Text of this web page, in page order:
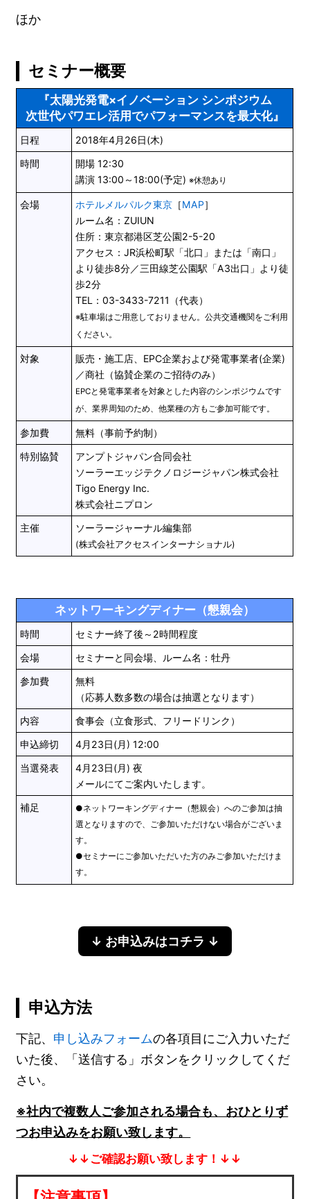
ほか
セミナー概要
『太陽光発電×イノベーション シンポジウム
次世代パワエレ活用でパフォーマンスを最大化』
日程
2018年4月26日(木)
時間
開場 12:30
講演 13:00～18:00(予定)※休憩あり
会場 ホテルメルパルク東京 ［MAP］
ルーム名：ZUIUN
住所：東京都港区芝公園2-5-20
アクセス：JR浜松町駅「北口」または「南口」
より徒歩8分／三田線芝公園駅「A3出口」より徒
歩2分
TEL：03-3433-7211（代表）
※駐車場はご用意しておりません。公共交通機関をご利用
ください。
対象
販売・施工店、EPC企業および発電事業者(企業)
／商社（協賛企業のご招待のみ）
EPCと発電事業者を対象とした内容のシンポジウムです
が、業界周知のため、他業種の方もご参加可能です。
参加費
無料（事前予約制）
特別協賛
アンプトジャパン合同会社
ソーラーエッジテクノロジージャパン株式会社
Tigo Energy Inc.
株式会社ニプロン
主催
ソーラージャーナル編集部
(株式会社アクセスインターナショナル)
ネットワーキングディナー（懇親会）
時間
セミナー終了後～2時間程度
会場
セミナーと同会場、ルーム名：牡丹
参加費
無料
（応募人数多数の場合は抽選となります）
内容
食事会（立食形式、フリードリンク）
申込締切
4月23日(月) 12:00
当選発表
4月23日(月) 夜
メールにてご案内いたします。
補足
●ネットワーキングディナー（懇親会）へのご参加は抽
選となりますので、ご参加いただけない場合がございま
す。
●セミナーにご参加いただいた方のみご参加いただけま
す。
↓ お申込みはコチラ ↓
申込方法
下記、 申し込みフォームの各項目にご入力いただ
いた後、「送信する」ボタンをクリックしてくだ
さい。
※社内で複数人ご参加される場合も、おひとりず
つお申込みをお願い致します。
↓↓ご確認お願い致します！↓↓